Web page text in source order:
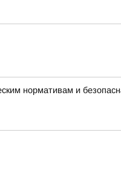
нормативам и